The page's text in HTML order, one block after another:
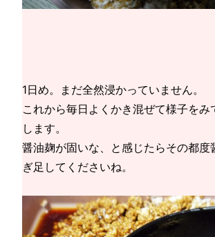
1日め。まだ全然浸かっていません。
これから毎日よくかき混ぜて様子をみ
します。
醤油麹が固いな、と感じたらその都度
ぎ足してくださいね。